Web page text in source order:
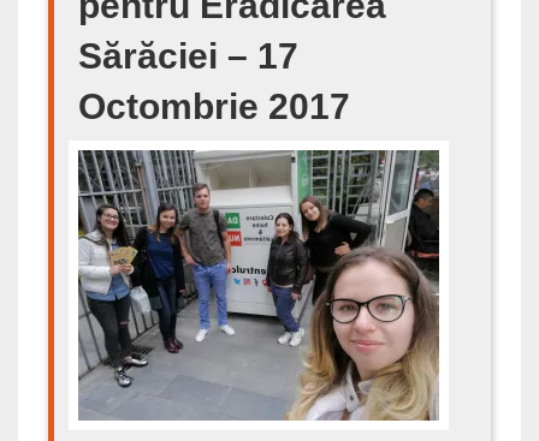
Sărăciei – 17
Octombrie 2017